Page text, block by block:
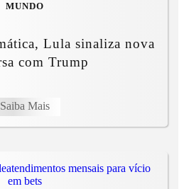
MUNDO
Lula sinaliza nova
com Trump
Saiba Mais